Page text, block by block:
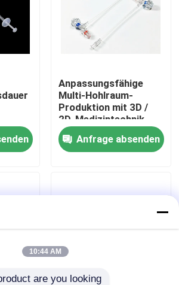
Anpassungsfähige
Multi-Hohlraum-
Produktion mit 3D /
2D-Medizintechnik-
Formdesign
Anfrage absenden
10:44 AM
are you looking